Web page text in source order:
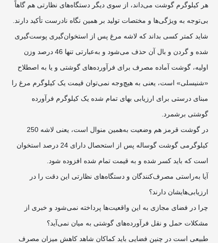
هر کیلوگرم گوشت می‌داند، از سوی دیگر دستگاه‌های نظارتی هم گاهاً
بی‌توجه به ویژگی‌ها و مختصات تولید بر همین نگاه نادرست تأکید دارند.
شاید کمتر کسی بداند که لاشه مرغ پس از استخوان‌گیری پوست‌گیری
شده و گردن و بال آن حذف می‌شود و به‌عبارتی تنها 46 درصد وزن
اولیه، گوشت آماده مصرف برای فرآورده‌های گوشتی و یا به اصطلاح
«شنیسلی» است، یعنی به هیچ‌وجه‌ نمی‌توان قیمت یک کیلوگرم مرغ را
مبنای درستی برای ارزیابی بهای تمام شده یک کیلوگرم فرآورده
گوشتی برشمرد.
در گوشت قرمز هم وضعیت به‌‌همین منوال است، یعنی لاشه 250
کیلوگرمی گوشت گوساله پس از استحصال دارای 24 درصد استخوان
است که باید کسر شده و به قیمت تمام شده افزوده شود.
آیا به‌راستی مصرف‌کنندگان و دستگاه‌های نظارتی این دقت را در
ارزیابی‌هایشان دارند؟
چرا در فضای مجازی به این واقعیت‌ها پرداخته نمی‌شود و خبری از
مشکلات حمل و نقل فرآورده‌های گوشتی به میان نمی‌آید؟
طبیعی است در چنین فضایی باید کماکان شاهد کاهش میزان مصرف